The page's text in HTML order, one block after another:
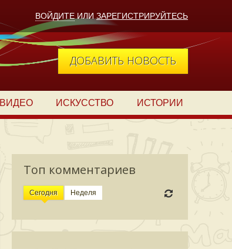
ВОЙДИТЕ ИЛИ ЗАРЕГИСТРИРУЙТЕСЬ
ДОБАВИТЬ НОВОСТЬ
ВИДЕО ИСКУССТВО ИСТОРИИ
Топ комментариев
Сегодня Неделя